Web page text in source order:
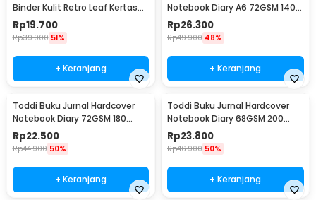
Binder Kulit Retro Leaf Kertas
B7 - ZB-20
Rp19.700
Rp39.900 51%
+ Keranjang
Notebook Diary A6 72GSM 140
Halaman Blank - ZB-30
Rp26.300
Rp49.900 48%
+ Keranjang
Toddi Buku Jurnal Hardcover
Notebook Diary 72GSM 180
Halaman Lined - CW-24
Rp22.500
Rp44.900 50%
+ Keranjang
Toddi Buku Jurnal Hardcover
Notebook Diary 68GSM 200
Halaman Lined - CW-28
Rp23.800
Rp46.900 50%
+ Keranjang